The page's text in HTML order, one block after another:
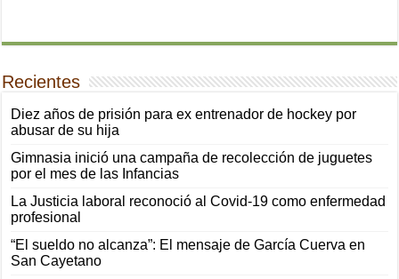
Recientes
Diez años de prisión para ex entrenador de hockey por
abusar de su hija
Gimnasia inició una campaña de recolección de juguetes
por el mes de las Infancias
La Justicia laboral reconoció al Covid-19 como enfermedad
profesional
“El sueldo no alcanza”: El mensaje de García Cuerva en
San Cayetano